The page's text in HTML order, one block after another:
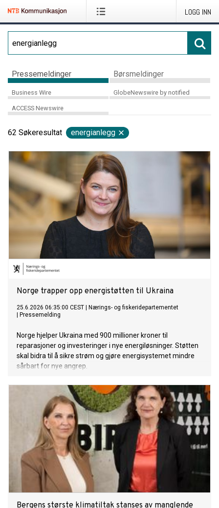
LOGG INN
Pressemeldinger Børsmeldinger
Business Wire GlobeNewswire by notified
ACCESS Newswire
62 Søkeresultat energianlegg
Norge trapper opp energistøtten til Ukraina
25.6.2026 06:35:00 CEST
Nærings- og fiskeridepartementet
Pressemelding
Norge hjelper Ukraina med 900 millioner kroner til
reparasjoner og investeringer i nye energiløsninger. Støtten
skal bidra til å sikre strøm og gjøre energisystemet mindre
sårbart for nye angrep.
Bergens største klimatiltak stanses av manglende